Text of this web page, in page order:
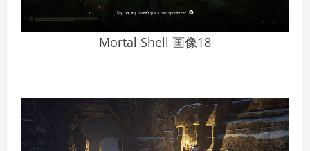
Mortal Shell 画像18